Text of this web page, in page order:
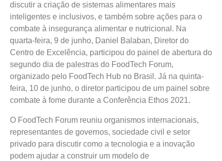
discutir a criação de sistemas alimentares mais
inteligentes e inclusivos, e também sobre ações para o
combate à insegurança alimentar e nutricional. Na
quarta-feira, 9 de junho, Daniel Balaban, Diretor do
Centro de Excelência, participou do painel de abertura do
segundo dia de palestras do FoodTech Forum,
organizado pelo FoodTech Hub no Brasil. Já na quinta-
feira, 10 de junho, o diretor participou de um painel sobre
combate à fome durante a Conferência Ethos 2021.
O FoodTech Forum reuniu organismos internacionais,
representantes de governos, sociedade civil e setor
privado para discutir como a tecnologia e a inovação
podem ajudar a construir um modelo de